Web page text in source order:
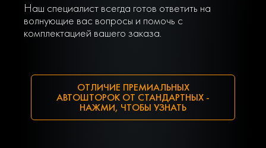
Наш специалист всегда готов ответить на
волнующие вас вопросы и помочь с
комплектацией вашего заказа.
ОТЛИЧИЕ ПРЕМИАЛЬНЫХ
АВТОШТОРОК ОТ СТАНДАРТНЫХ -
НАЖМИ, ЧТОБЫ УЗНАТЬ